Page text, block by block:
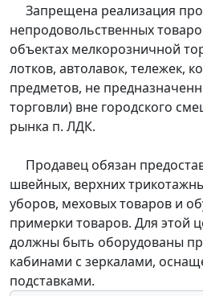
Запрещена реализация
непродовольственных
объектах мелкорозничной
лотков, автолавок, тележек,
предметов, не
торговли) вне городского
рынка п. ЛДК.
Продавец обязан
швейных, верхних
уборов, меховых товаров и
примерки товаров. Для этой
должны быть оборудованы
кабинами с зеркалами,
подставками.